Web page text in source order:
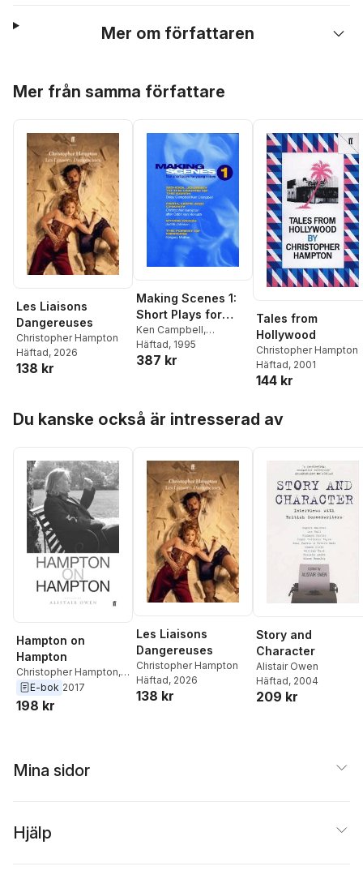
Mer om författaren
Mer från samma författare
Les Liaisons
Dangereuses
Christopher Hampton
Häftad, 2026
138 kr
Making Scenes 1:
Short Plays for
Young Actors
Ken Campbell,
Christopher Hampton
Judith Johnson
Häftad, 1995
387 kr
Tales from
Hollywood
Christopher Hampton
Häftad, 2001
144 kr
Du kanske också är intresserad av
Hampton on
Hampton
Christopher Hampton,
Anne Owen
E-bok 2017
198 kr
Les Liaisons
Dangereuses
Christopher Hampton
Häftad, 2026
138 kr
Story and
Character
Alistair Owen
Häftad, 2004
209 kr
Mina sidor
Hjälp